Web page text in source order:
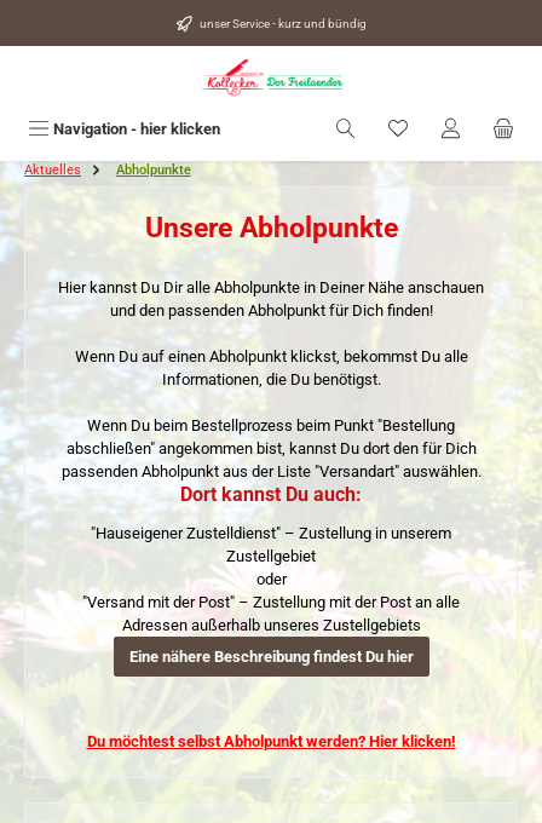
unser Service - kurz und bündig
Navigation - hier klicken Du hast 0
Aktuelles Abholpunkte
Unsere Abholpunkte
Hier kannst Du Dir alle Abholpunkte in Deiner Nähe anschauen
und den passenden Abholpunkt für Dich finden!
Wenn Du auf einen Abholpunkt klickst, bekommst Du alle
Informationen, die Du benötigst.
Wenn Du beim Bestellprozess beim Punkt "Bestellung
abschließen" angekommen bist, kannst Du dort den für Dich
passenden Abholpunkt aus der Liste "Versandart" auswählen.
Dort kannst Du auch:
"Hauseigener Zustelldienst" – Zustellung in unserem
Zustellgebiet
oder
"Versand mit der Post" – Zustellung mit der Post an alle
Adressen außerhalb unseres Zustellgebiets
Eine nähere Beschreibung findest Du hier
Du möchtest selbst Abholpunkt werden? Hier klicken!